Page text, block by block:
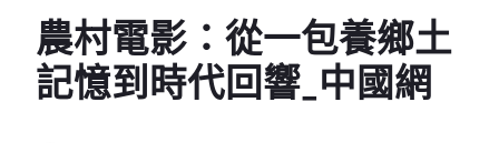
農村電影：從一包養鄉土
記憶到時代回響_中國網